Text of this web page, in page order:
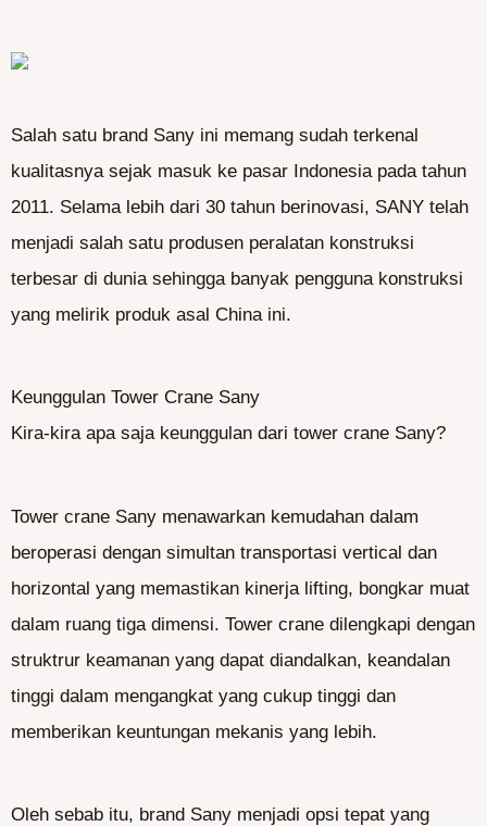
Salah satu brand Sany ini memang sudah terkenal
kualitasnya sejak masuk ke pasar Indonesia pada tahun
2011. Selama lebih dari 30 tahun berinovasi, SANY telah
menjadi salah satu produsen peralatan konstruksi
terbesar di dunia sehingga banyak pengguna konstruksi
yang melirik produk asal China ini.
Keunggulan Tower Crane Sany
Kira-kira apa saja keunggulan dari tower crane Sany?
Tower crane Sany menawarkan kemudahan dalam
beroperasi dengan simultan transportasi vertical dan
horizontal yang memastikan kinerja lifting, bongkar muat
dalam ruang tiga dimensi. Tower crane dilengkapi dengan
struktrur keamanan yang dapat diandalkan, keandalan
tinggi dalam mengangkat yang cukup tinggi dan
memberikan keuntungan mekanis yang lebih.
Oleh sebab itu, brand Sany menjadi opsi tepat yang